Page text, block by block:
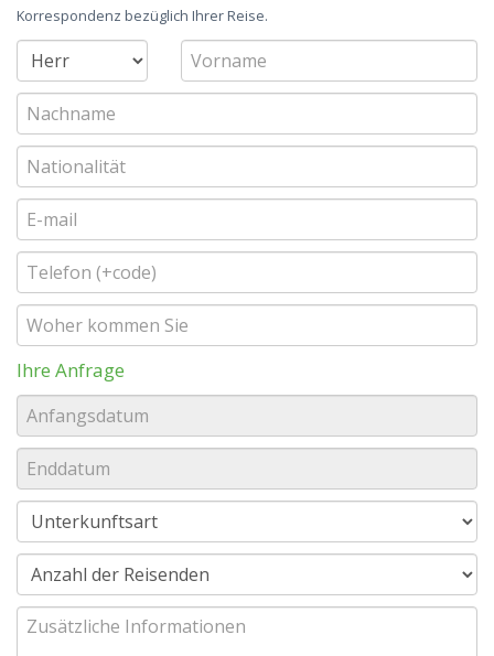
Korrespondenz bezüglich Ihrer Reise.
Ihre Anfrage